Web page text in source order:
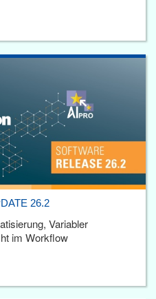
26.2
Variabler
im Workflow